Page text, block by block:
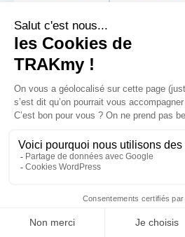
Carte unifiée de
tous vos actifs,
avec historique
des trajets et
présence en
zones.
instantanées sur
anormale ou
anomalie
capteur.